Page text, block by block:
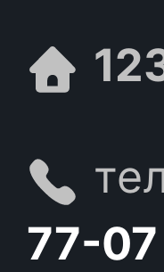
77-07